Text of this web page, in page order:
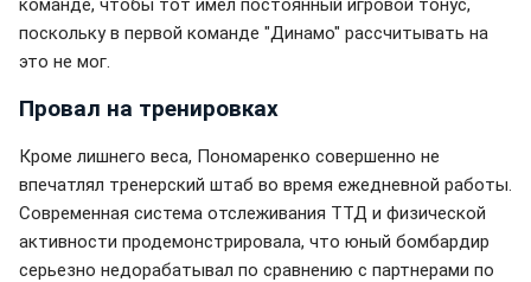
поскольку в первой команде "Динамо" рассчитывать на
это не мог.
Провал на тренировках
Кроме лишнего веса, Пономаренко совершенно не
впечатлял тренерский штаб во время ежедневной работы.
Современная система отслеживания ТТД и физической
активности продемонстрировала, что юный бомбардир
серьезно недорабатывал по сравнению с партнерами по